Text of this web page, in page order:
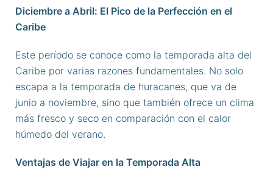
Diciembre a Abril: El Pico de la Perfección en el
Caribe
Este período se conoce como la temporada alta del
Caribe por varias razones fundamentales. No solo
escapa a la temporada de huracanes, que va de
junio a noviembre, sino que también ofrece un clima
más fresco y seco en comparación con el calor
húmedo del verano.
Ventajas de Viajar en la Temporada Alta